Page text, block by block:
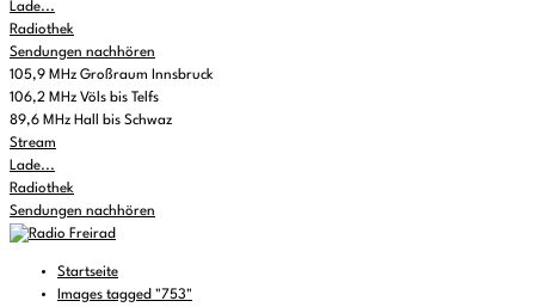
Lade...
Radiothek
Sendungen nachhören
105,9 MHz Großraum Innsbruck
106,2 MHz Völs bis Telfs
89,6 MHz Hall bis Schwaz
Stream
Lade...
Radiothek
Sendungen nachhören
Startseite
Images tagged "753"